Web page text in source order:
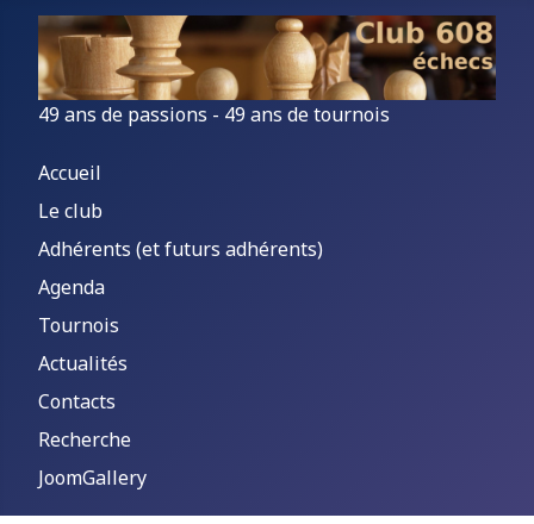
49 ans de passions - 49 ans de tournois
Accueil
Le club
Adhérents (et futurs adhérents)
Agenda
Tournois
Actualités
Contacts
Recherche
JoomGallery